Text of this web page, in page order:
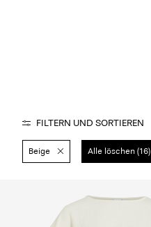
FILTERN UND SORTIEREN
Beige Alle löschen (16)